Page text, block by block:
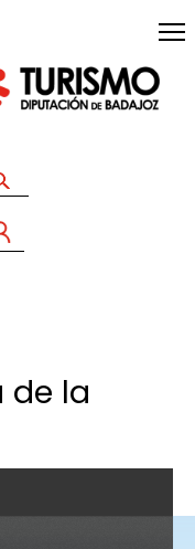
account
adicional de
de la